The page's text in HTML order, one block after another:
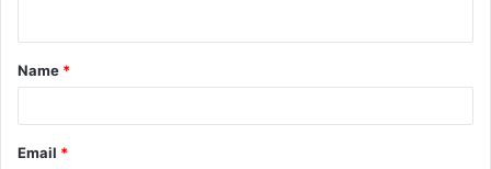
t
*
Name *
Email *